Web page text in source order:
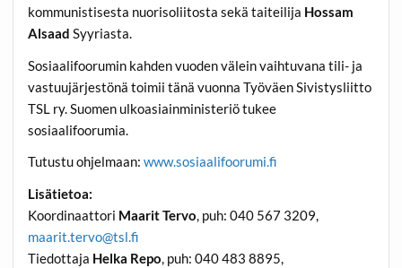
kommunistisesta nuorisoliitosta sekä taiteilija Hossam
Alsaad Syyriasta.
Sosiaalifoorumin kahden vuoden välein vaihtuvana tili- ja
vastuujärjestönä toimii tänä vuonna Työväen Sivistysliitto
TSL ry. Suomen ulkoasiainministeriö tukee
sosiaalifoorumia.
Tutustu ohjelmaan:www.sosiaalifoorumi.fi
Lisätietoa:
Koordinaattori Maarit Tervo , puh: 040 567 3209,
maarit.tervo@tsl.fi
Tiedottaja Helka Repo , puh: 040 483 8895,